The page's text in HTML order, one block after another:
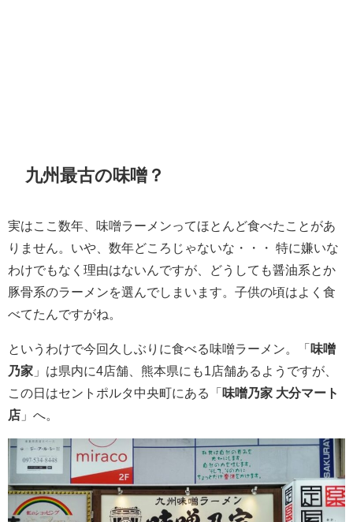
九州最古の味噌？
実はここ数年、味噌ラーメンってほとんど食べたことがあ
りません。いや、数年どころじゃないな・・・ 特に嫌いな
わけでもなく理由はないんですが、どうしても醤油系とか
豚骨系のラーメンを選んでしまいます。子供の頃はよく食
べてたんですがね。
というわけで今回久しぶりに食べる味噌ラーメン。「 味噌
乃家 」は県内に4店舗、熊本県にも1店舗あるようですが、
この日はセントポルタ中央町にある「 味噌乃家 大分マート
店 」へ。